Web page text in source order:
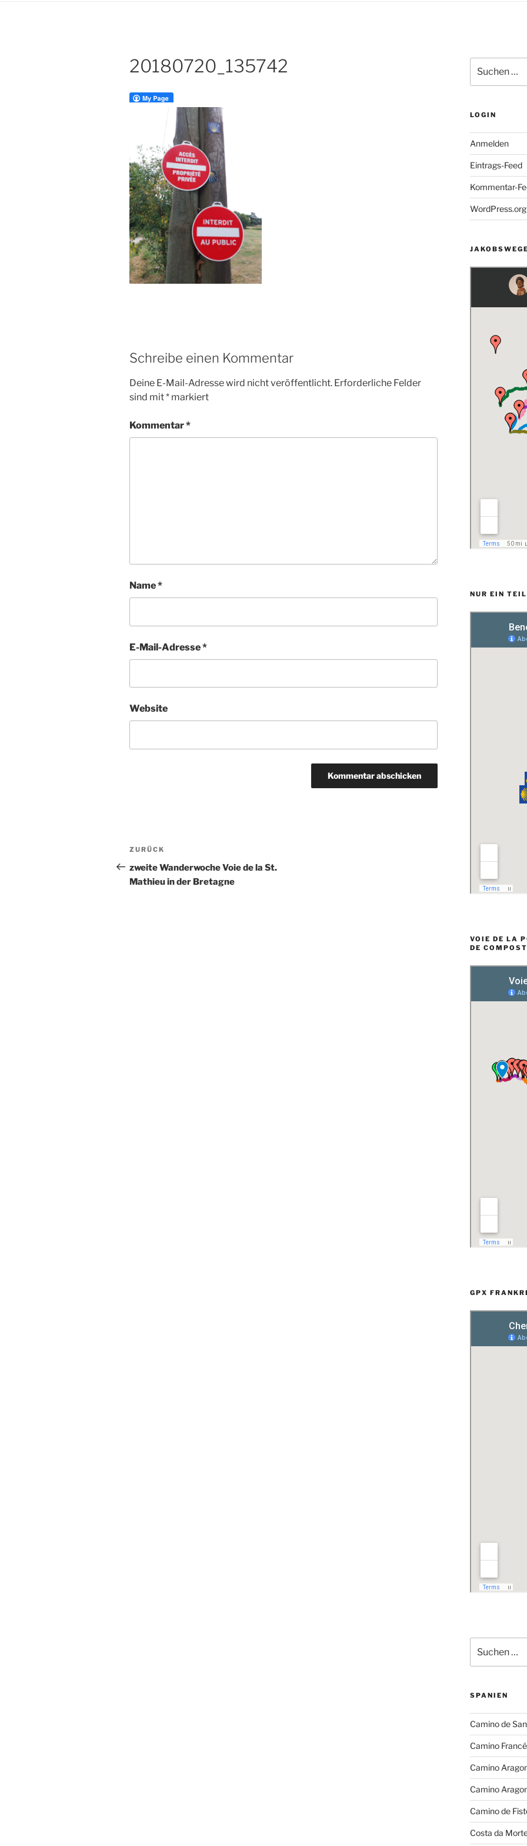
20180720_135742
Schreibe einen Kommentar
Deine E-Mail-Adresse wird nicht veröffentlicht. Erforderliche Felder
sind mit* markiert
Kommentar*
Name*
E-Mail-Adresse*
Website
Beitragsnavigation
Vorheriger
Beitrag
ZURÜCK
zweite Wanderwoche Voie de la St.
Mathieu in der Bretagne
nach:
LOGIN
Anmelden
Eintrags-Feed
Kommentar-
WordPress.org
NUR EIN
VOIE DE LA
DE
GPX
nach:
SPANIEN
Camino de
Camino
Camino
Camino
Camino de
Costa da